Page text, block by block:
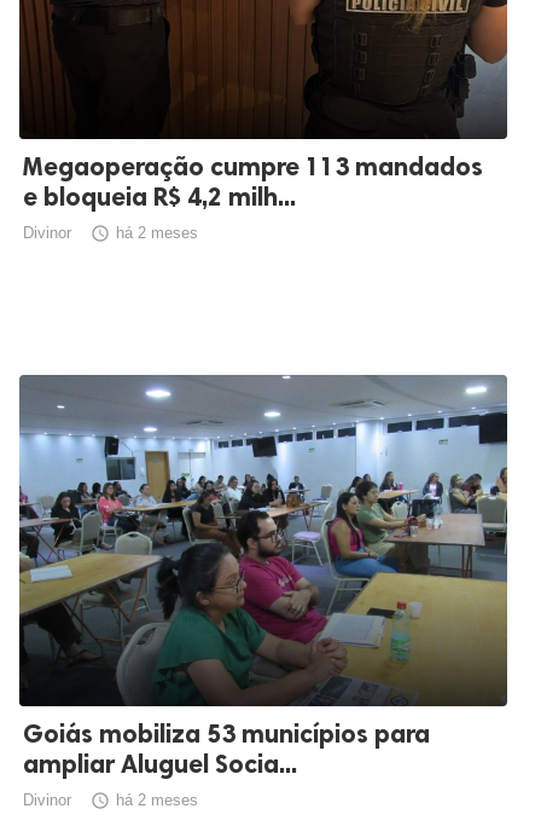
Megaoperação cumpre 113 mandados
e bloqueia R$ 4,2 milh...
Divinor  há 2 meses
Goiás mobiliza 53 municípios para
ampliar Aluguel Socia...
Divinor  há 2 meses